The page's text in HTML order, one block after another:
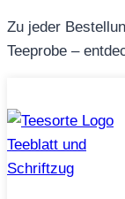
Zum
Inhalt
Zu jeder
Teeprobe –